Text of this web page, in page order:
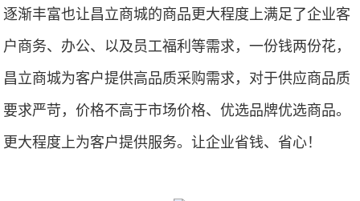
逐渐丰富也让昌立商城的商品更大程度上满足了企业客
户商务、办公、以及员工福利等需求，一份钱两份花，
昌立商城为客户提供高品质采购需求，对于供应商品质
要求严苛，价格不高于市场价格、优选品牌优选商品。
更大程度上为客户提供服务。让企业省钱、省心！